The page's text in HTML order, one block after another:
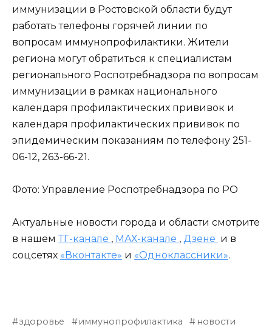
иммунизации в Ростовской области будут
работать телефоны горячей линии по
вопросам иммунопрофилактики. Жители
региона могут обратиться к специалистам
регионального Роспотребнадзора по вопросам
иммунизации в рамках национального
календаря профилактических прививок и
календаря профилактических прививок по
эпидемическим показаниям по телефону 251-
06-12, 263-66-21.
Фото: Управление Роспотребнадзора по РО
Актуальные новости города и области смотрите
в нашем ТГ-канале , МАХ-канале , Дзене и в
соцсетях «Вконтакте» и «Одноклассники».
здоровье иммунопрофилактика
новости